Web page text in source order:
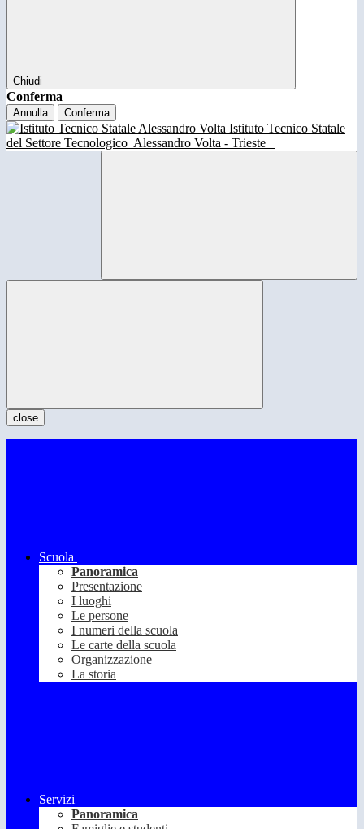
Chiudi
Conferma
Annulla Conferma
Istituto Tecnico Statale
del Settore Tecnologico Alessandro Volta - Trieste
close
Scuola
Panoramica
Presentazione
I luoghi
Le persone
I numeri della scuola
Le carte della scuola
Organizzazione
La storia
Servizi
Panoramica